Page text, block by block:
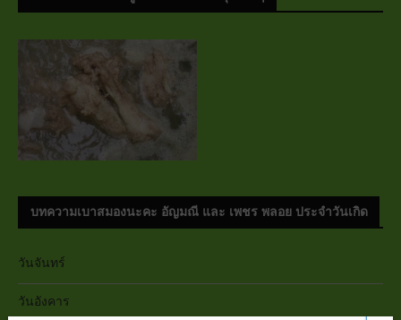
บทความเบาสมองนะคะ อัญมณี และ เพชร พลอย ประจำวันเกิด
วันจันทร์
วันอังคาร